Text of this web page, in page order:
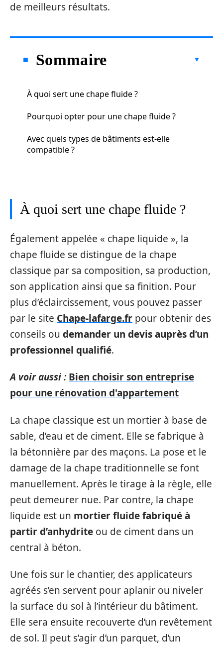
de meilleurs résultats.
Sommaire
À quoi sert une chape fluide ?
Pourquoi opter pour une chape fluide ?
Avec quels types de bâtiments est-elle
compatible ?
À quoi sert une chape fluide ?
Également appelée « chape liquide », la
chape fluide se distingue de la chape
classique par sa composition, sa production,
son application ainsi que sa finition. Pour
plus d’éclaircissement, vous pouvez passer
par le site Chape-lafarge.fr pour obtenir des
conseils ou demander un devis auprès d’un
professionnel qualifié.
A voir aussi : Bien choisir son entreprise
pour une rénovation d'appartement
La chape classique est un mortier à base de
sable, d’eau et de ciment. Elle se fabrique à
la bétonnière par des maçons. La pose et le
damage de la chape traditionnelle se font
manuellement. Après le tirage à la règle, elle
peut demeurer nue. Par contre, la chape
liquide est un mortier fluide fabriqué à
partir d’anhydrite ou de ciment dans un
central à béton.
Une fois sur le chantier, des applicateurs
agréés s’en servent pour aplanir ou niveler
la surface du sol à l’intérieur du bâtiment.
Elle sera ensuite recouverte d’un revêtement
de sol. Il peut s’agir d’un parquet, d’un